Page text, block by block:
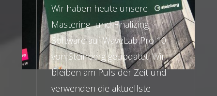
Wir haben heute unsere
Mastering- und Finalizing-
Software auf WaveLab Pro 10
von Steinberg geupdatet. Wir
bleiben am Puls der Zeit und
verwenden die aktuellste